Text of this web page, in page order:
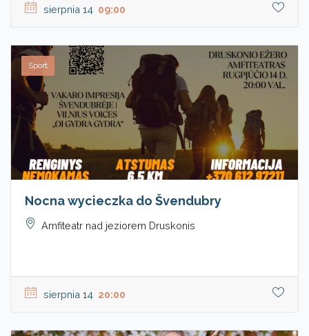
sierpnia 14 09:00
Sport
Nocna wycieczka do Švendubry
Amfiteatr nad jeziorem Druskonis
sierpnia 14 20:00